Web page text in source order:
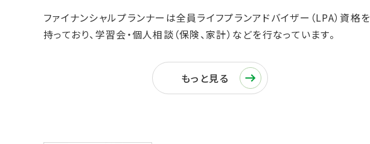
ファイナンシャルプランナーは全員ライフプランアドバイザー（LPA）資格を
持っており、学習会・個人相談（保険、家計）などを行なっています。
もっと見る